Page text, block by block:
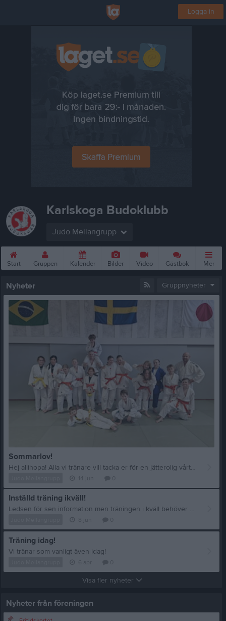
Logga in
Karlskoga Budoklubb
Judo Mellangrupp
Start Gruppen Kalender Bilder Video Gästbok Mer
Nyheter Gruppnyheter
Sommarlov!
Hej allihopa! Alla vi tränare vill tacka er för en jätterolig vårtermin 2026! Efter en fantastisk avslutning och gradering i de senaste veckorna tar vi nu sommarlov från våra ordinarie träningstider. Det kommer att finnas möjlighet för mellangruppen att träna ändå under sommaren, på måndagar och onsdagar tillsammans med ungdomar och vuxna kl. 18:00 - 19:30. Träningsupplägget är mer fokuserad på Judo orienterad fys- och styrketräning och inte så mycket på tekniker. Vi återkommer när det närmar sig med tiden för uppstart av höstterminen. Njut av sommar sol och värme och vi ser fram emot att träna tillsammans med er igen under kommande termin! Med vänliga hälsningar Era tränare
Inställd träning ikväll!
Ledsen för sen information men träningen i kväll behöver ställas in pga tränarbrist. På onsdag kör vi avslutning för terminen innan vi alla får ett välförtjänt sommarlov!
Träning idag!
Vi tränar som vanligt även idag!
Visa fler nyheter
Nyheter från föreningen